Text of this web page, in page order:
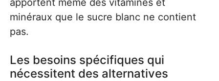
apportent même des vitamines et
minéraux que le sucre blanc ne contient
pas.
Les besoins spécifiques qui
nécessitent des alternatives